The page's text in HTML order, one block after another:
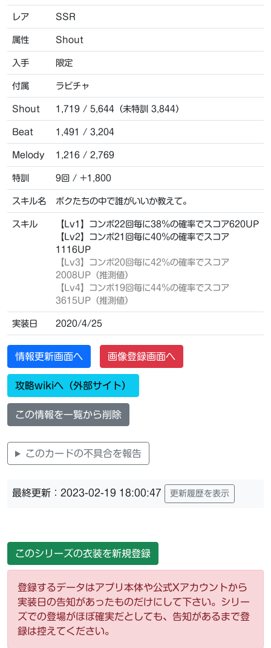
レア SSR
属性 Shout
入手 限定
付属 ラビチャ
Shout 1,719 / 5,644（未特訓 3,844）
Beat 1,491 / 3,204
Melody 1,216 / 2,769
特訓 9回 / +1,800
スキル名 ボクたちの中で誰がいいか教えて。
スキル
【Lv1】コンボ22回毎に38％の確率でスコア620UP
【Lv2】コンボ21回毎に40％の確率でスコア
1116UP
【Lv3】コンボ20回毎に42％の確率でスコア
2008UP（推測値）
【Lv4】コンボ19回毎に44％の確率でスコア
3615UP（推測値）
実装日 2020/4/25
情報更新画面へ 画像登録画面へ
攻略wikiへ（外部サイト）
この情報を一覧から削除
このカードの不具合を報告
最終更新：2023-02-19 18:00:47 更新履歴を表示
このシリーズの衣装を新規登録
登録するデータはアプリ本体や公式Xアカウントから
実装日の告知があったものだけにして下さい。シリー
ズでの登場がほぼ確実だとしても、告知があるまで登
録は控えてください。